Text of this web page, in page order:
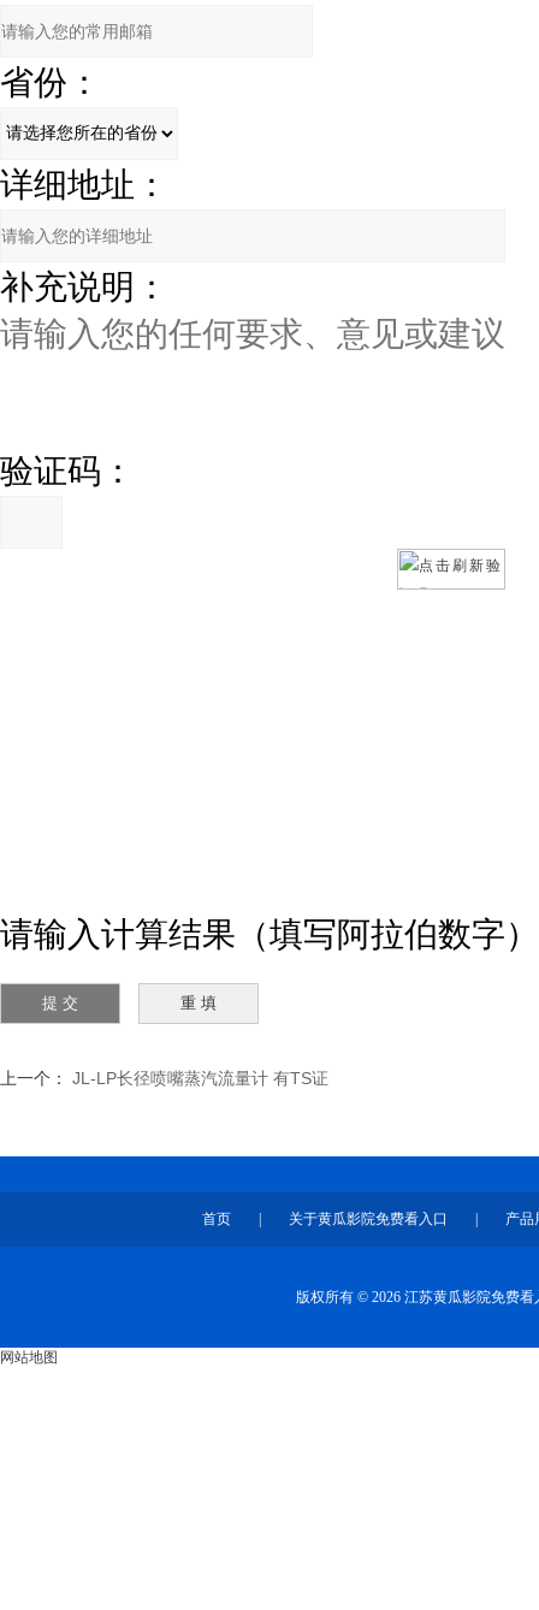
省份：
详细地址：
补充说明：
验证码：
请输入计算结果（填写阿拉伯数字
上一个： JL-LP长径喷嘴蒸汽流量计 有TS证
首页 关于黄瓜影院免费看入口 产品
版权所有 © 2026 江苏黄瓜影院免费
网站地图